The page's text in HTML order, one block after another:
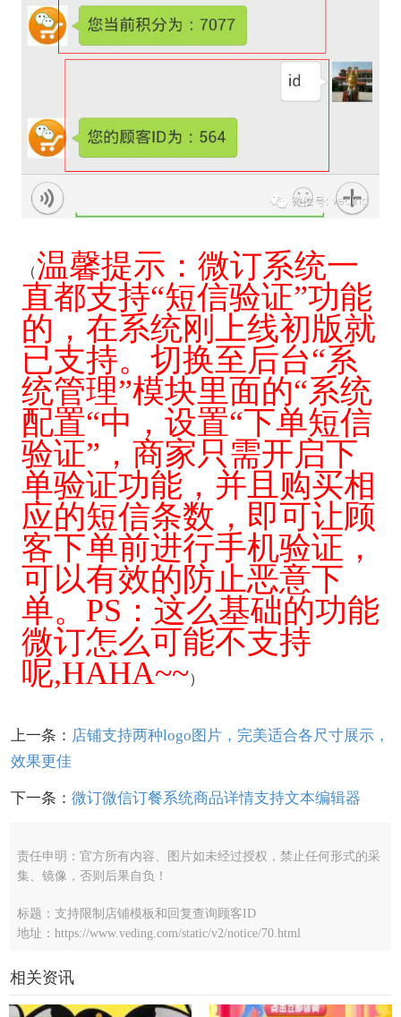
（温馨提示：微订系统一
直都支持“短信验证”功能
的，在系统刚上线初版就
已支持。切换至后台“系
统管理”模块里面的“系统
配置“中，设置“下单短信
验证”，商家只需开启下
单验证功能，并且购买相
应的短信条数，即可让顾
客下单前进行手机验证，
可以有效的防止恶意下
单。PS：这么基础的功能
微订怎么可能不支持
呢,HAHA~~）
上一条： 店铺支持两种logo图片，完美适合各尺寸展示，
效果更佳
下一条： 微订微信订餐系统商品详情支持文本编辑器
责任申明：官方所有内容、图片如未经过授权，禁止任何形式的采
集、镜像，否则后果自负！
标题：支持限制店铺模板和回复查询顾客ID
地址：https://www.veding.com/static/v2/notice/70.html
相关资讯